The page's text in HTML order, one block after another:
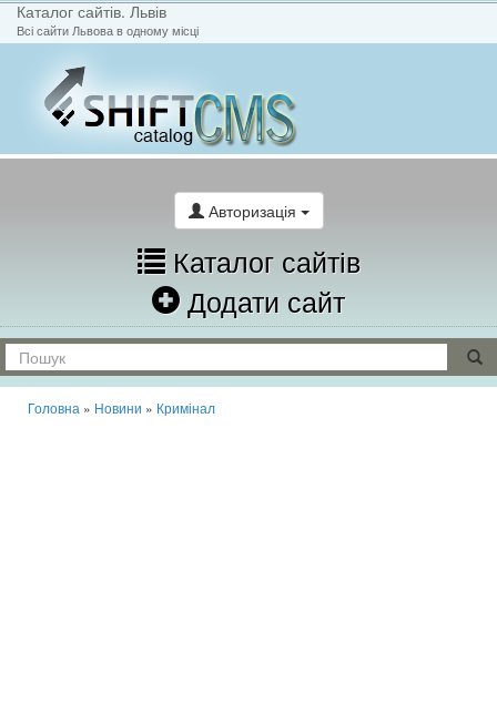
Каталог сайтів. Львів
Всі сайти Львова в одному місці
Авторизація
Каталог сайтів
Додати сайт
Головна » Новини » Кримінал